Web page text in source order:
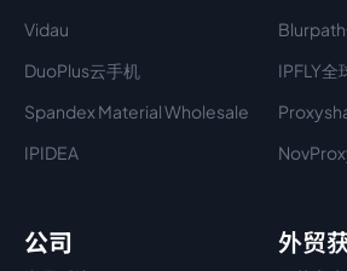
Vidau
DuoPlus云手机
IPFLY全
Spandex Material Wholesale​
IPIDEA
公司 外贸